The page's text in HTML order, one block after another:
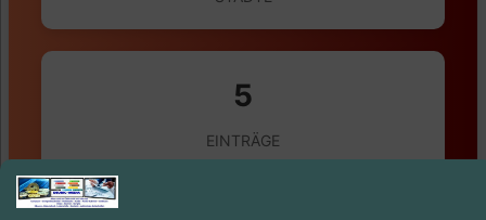
5
EINTRÄGE